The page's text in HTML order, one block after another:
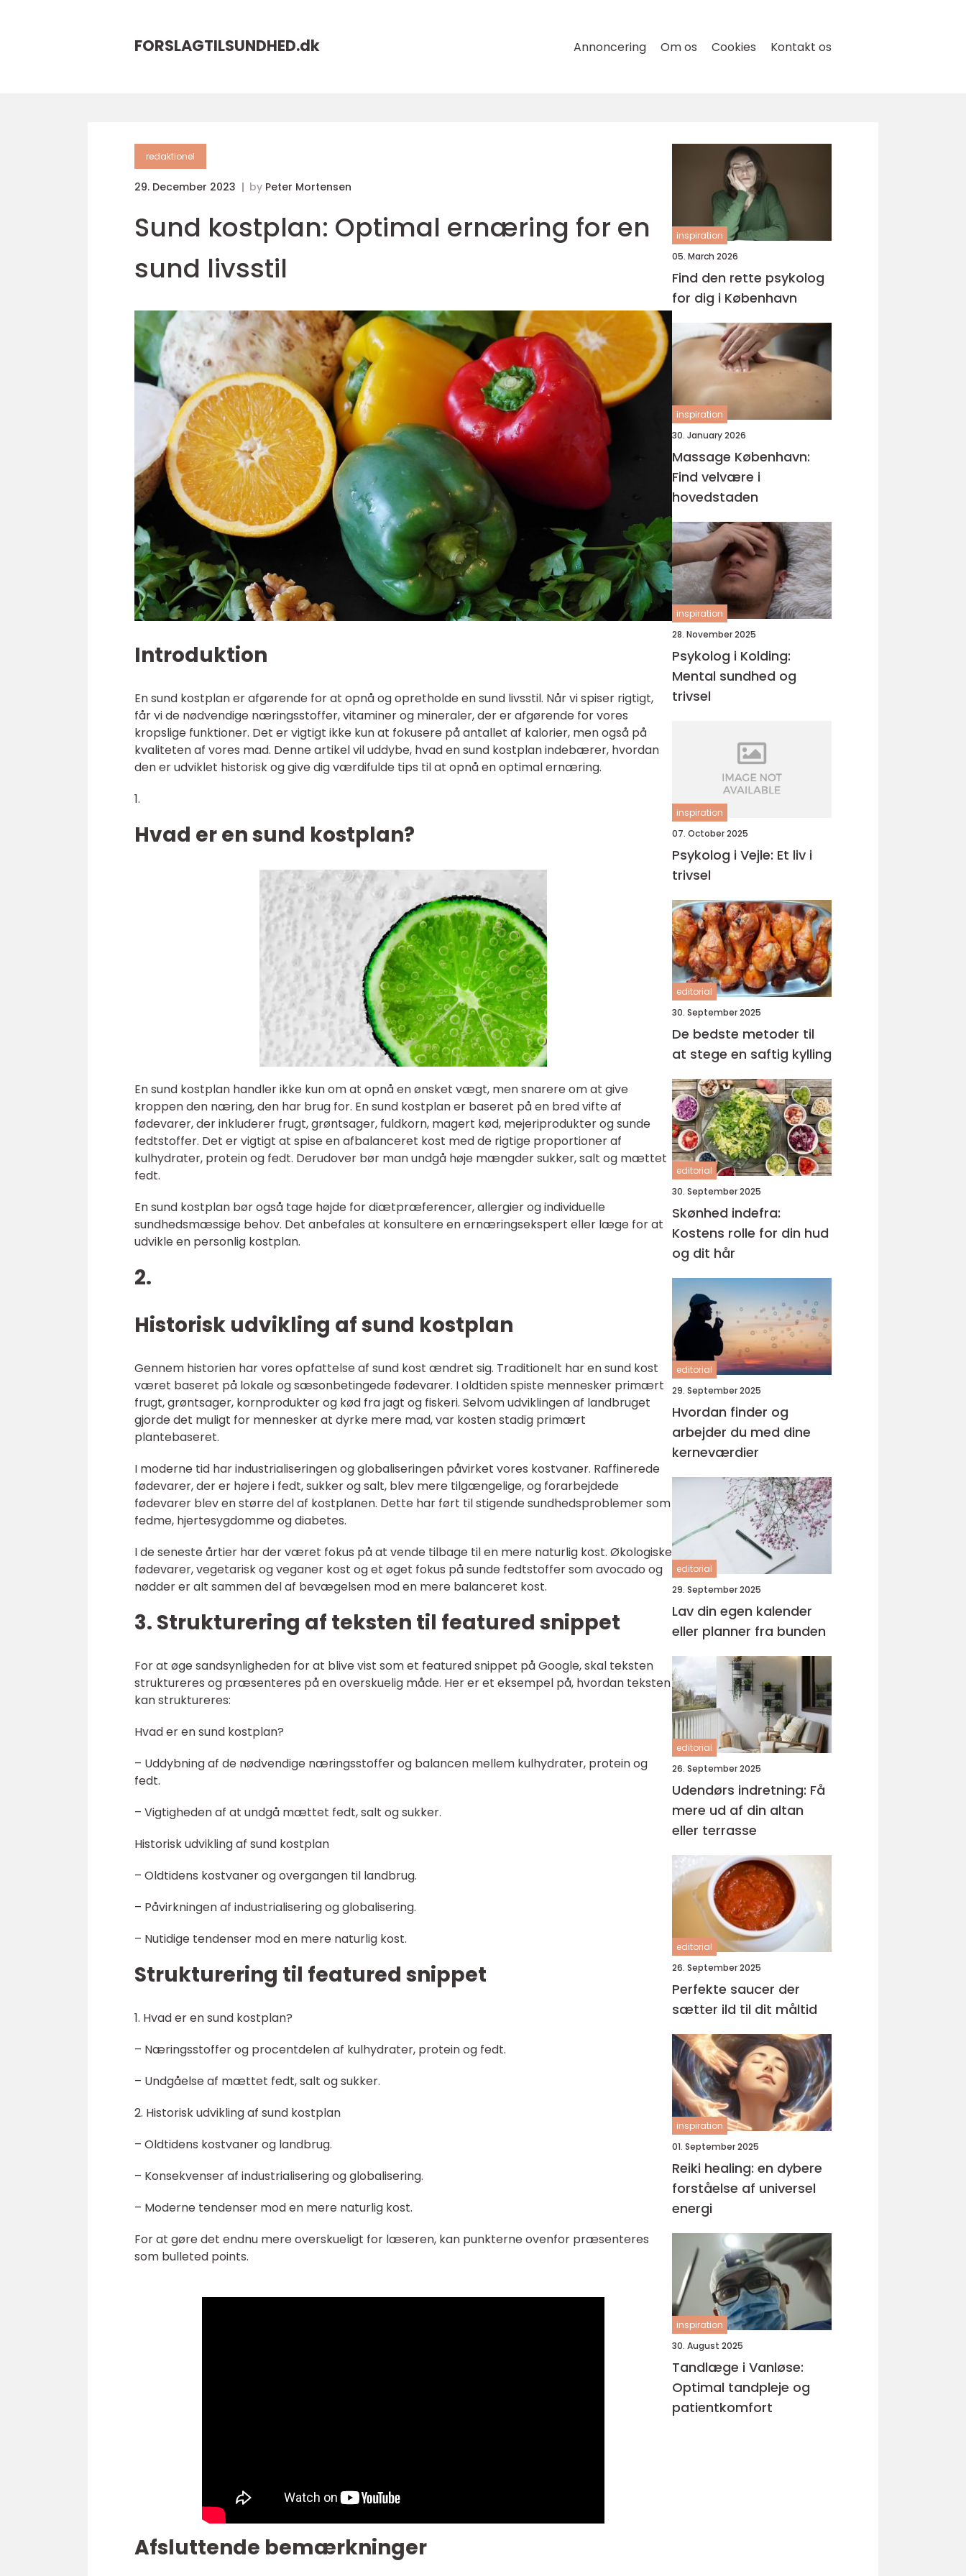
FORSLAGTILSUNDHED.dk Annoncering Om os Cookies Kontakt os
redaktionel
29. December 2023 by Peter Mortensen
Sund kostplan: Optimal ernæring for en
sund livsstil
Introduktion
En sund kostplan er afgørende for at opnå og opretholde en sund livsstil. Når vi spiser rigtigt,
får vi de nødvendige næringsstoffer, vitaminer og mineraler, der er afgørende for vores
kropslige funktioner. Det er vigtigt ikke kun at fokusere på antallet af kalorier, men også på
kvaliteten af vores mad. Denne artikel vil uddybe, hvad en sund kostplan indebærer, hvordan
den er udviklet historisk og give dig værdifulde tips til at opnå en optimal ernæring.
1.
Hvad er en sund kostplan?
En sund kostplan handler ikke kun om at opnå en ønsket vægt, men snarere om at give
kroppen den næring, den har brug for. En sund kostplan er baseret på en bred vifte af
fødevarer, der inkluderer frugt, grøntsager, fuldkorn, magert kød, mejeriprodukter og sunde
fedtstoffer. Det er vigtigt at spise en afbalanceret kost med de rigtige proportioner af
kulhydrater, protein og fedt. Derudover bør man undgå høje mængder sukker, salt og mættet
fedt.
En sund kostplan bør også tage højde for diætpræferencer, allergier og individuelle
sundhedsmæssige behov. Det anbefales at konsultere en ernæringsekspert eller læge for at
udvikle en personlig kostplan.
2.
Historisk udvikling af sund kostplan
Gennem historien har vores opfattelse af sund kost ændret sig. Traditionelt har en sund kost
været baseret på lokale og sæsonbetingede fødevarer. I oldtiden spiste mennesker primært
frugt, grøntsager, kornprodukter og kød fra jagt og fiskeri. Selvom udviklingen af landbruget
gjorde det muligt for mennesker at dyrke mere mad, var kosten stadig primært
plantebaseret.
I moderne tid har industrialiseringen og globaliseringen påvirket vores kostvaner. Raffinerede
fødevarer, der er højere i fedt, sukker og salt, blev mere tilgængelige, og forarbejdede
fødevarer blev en større del af kostplanen. Dette har ført til stigende sundhedsproblemer som
fedme, hjertesygdomme og diabetes.
I de seneste årtier har der været fokus på at vende tilbage til en mere naturlig kost. Økologiske
fødevarer, vegetarisk og veganer kost og et øget fokus på sunde fedtstoffer som avocado og
nødder er alt sammen del af bevægelsen mod en mere balanceret kost.
3. Strukturering af teksten til featured snippet
For at øge sandsynligheden for at blive vist som et featured snippet på Google, skal teksten
struktureres og præsenteres på en overskuelig måde. Her er et eksempel på, hvordan teksten
kan struktureres:
Hvad er en sund kostplan?
– Uddybning af de nødvendige næringsstoffer og balancen mellem kulhydrater, protein og
fedt.
– Vigtigheden af at undgå mættet fedt, salt og sukker.
Historisk udvikling af sund kostplan
– Oldtidens kostvaner og overgangen til landbrug.
– Påvirkningen af industrialisering og globalisering.
– Nutidige tendenser mod en mere naturlig kost.
Strukturering til featured snippet
1. Hvad er en sund kostplan?
– Næringsstoffer og procentdelen af kulhydrater, protein og fedt.
– Undgåelse af mættet fedt, salt og sukker.
2. Historisk udvikling af sund kostplan
– Oldtidens kostvaner og landbrug.
– Konsekvenser af industrialisering og globalisering.
– Moderne tendenser mod en mere naturlig kost.
For at gøre det endnu mere overskueligt for læseren, kan punkterne ovenfor præsenteres
som bulleted points.
Afsluttende bemærkninger
inspiration
05. March 2026
Find den rette psykolog
for dig i København
inspiration
30. January 2026
Massage København:
Find velvære i
hovedstaden
inspiration
28. November 2025
Psykolog i Kolding:
Mental sundhed og
trivsel
inspiration
07. October 2025
Psykolog i Vejle: Et liv i
trivsel
editorial
30. September 2025
De bedste metoder til
at stege en saftig kylling
editorial
30. September 2025
Skønhed indefra:
Kostens rolle for din hud
og dit hår
editorial
29. September 2025
Hvordan finder og
arbejder du med dine
kerneværdier
editorial
29. September 2025
Lav din egen kalender
eller planner fra bunden
editorial
26. September 2025
Udendørs indretning: Få
mere ud af din altan
eller terrasse
editorial
26. September 2025
Perfekte saucer der
sætter ild til dit måltid
inspiration
01. September 2025
Reiki healing: en dybere
forståelse af universel
energi
inspiration
30. August 2025
Tandlæge i Vanløse:
Optimal tandpleje og
patientkomfort